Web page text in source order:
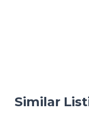
Similar